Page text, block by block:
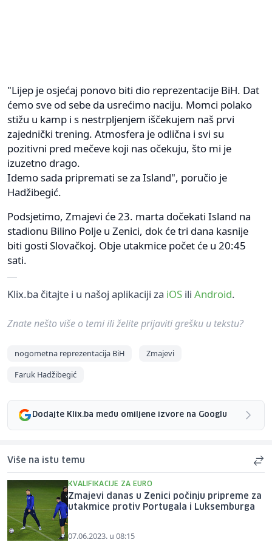
"Lijep je osjećaj ponovo biti dio reprezentacije BiH. Dat
ćemo sve od sebe da usrećimo naciju. Momci polako
stižu u kamp i s nestrpljenjem iščekujem naš prvi
zajednički trening. Atmosfera je odlična i svi su
pozitivni pred mečeve koji nas očekuju, što mi je
izuzetno drago.
Idemo sada pripremati se za Island", poručio je
Hadžibegić.
Podsjetimo, Zmajevi će 23. marta dočekati Island na
stadionu Bilino Polje u Zenici, dok će tri dana kasnije
biti gosti Slovačkoj. Obje utakmice počet će u 20:45
sati.
Klix.ba čitajte i u našoj aplikaciji za iOS ili Android.
Znate nešto više o temi ili želite prijaviti grešku u tekstu?
nogometna reprezentacija BiH
Zmajevi
Faruk Hadžibegić
Dodajte Klix.ba među omiljene izvore na Googlu
Više na istu temu
KVALIFIKACIJE ZA EURO
Zmajevi danas u Zenici počinju pripreme za
utakmice protiv Portugala i Luksemburga
07.06.2023. u 08:15